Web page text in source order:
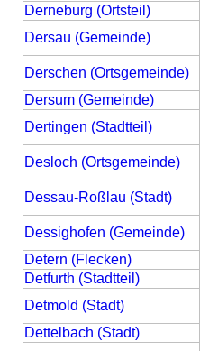
Derneburg (Ortsteil)
Dersau (Gemeinde)
Derschen (Ortsgemeinde)
Dersum (Gemeinde)
Dertingen (Stadtteil)
Desloch (Ortsgemeinde)
Dessau-Roßlau (Stadt)
Dessighofen (Gemeinde)
Detern (Flecken)
Detfurth (Stadtteil)
Detmold (Stadt)
Dettelbach (Stadt)